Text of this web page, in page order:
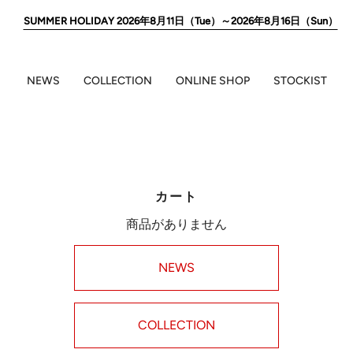
SUMMER HOLIDAY 2026年8月11日（Tue）～2026年8月16日（Sun）
NEWS COLLECTION ONLINE SHOP STOCKIST
カート
商品がありません
NEWS
COLLECTION